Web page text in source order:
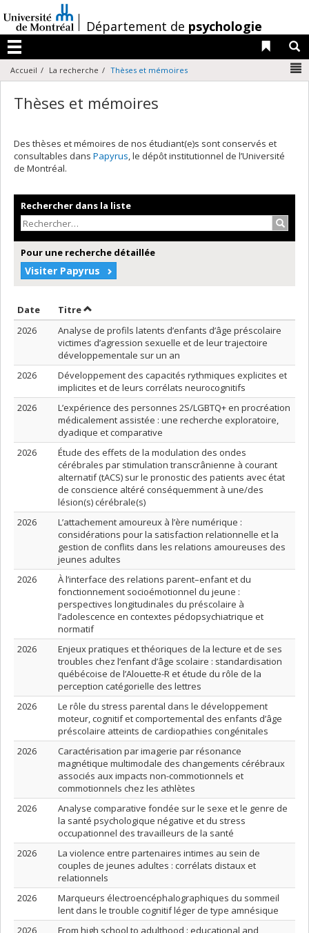
au
contenu
/Département de psychologie
Menu
Liens
Accueil La recherche Thèses et mémoires
Thèses et mémoires
Des thèses et mémoires de nos étudiant(e)s sont conservés et
consultables dans Papyrus, le dépôt institutionnel de l’Université
de Montréal.
Rechercher dans la liste
Pour une recherche détaillée
Visiter Papyrus
Date Trier par date en ordre croissant
TitreTrier par titre en ordre croissant
2026
Analyse de profils latents d’enfants d’âge préscolaire
victimes d’agression sexuelle et de leur trajectoire
développementale sur un an
2026
Développement des capacités rythmiques explicites et
implicites et de leurs corrélats neurocognitifs
2026
L’expérience des personnes 2S/LGBTQ+ en procréation
médicalement assistée : une recherche exploratoire,
dyadique et comparative
2026
Étude des effets de la modulation des ondes
cérébrales par stimulation transcrânienne à courant
alternatif (tACS) sur le pronostic des patients avec état
de conscience altéré conséquemment à une/des
lésion(s) cérébrale(s)
2026
L’attachement amoureux à l’ère numérique :
considérations pour la satisfaction relationnelle et la
gestion de conflits dans les relations amoureuses des
jeunes adultes
2026
À l’interface des relations parent–enfant et du
fonctionnement socioémotionnel du jeune :
perspectives longitudinales du préscolaire à
l’adolescence en contextes pédopsychiatrique et
normatif
2026
Enjeux pratiques et théoriques de la lecture et de ses
troubles chez l’enfant d’âge scolaire : standardisation
québécoise de l’Alouette-R et étude du rôle de la
perception catégorielle des lettres
2026
Le rôle du stress parental dans le développement
moteur, cognitif et comportemental des enfants d’âge
préscolaire atteints de cardiopathies congénitales
2026
Caractérisation par imagerie par résonance
magnétique multimodale des changements cérébraux
associés aux impacts non-commotionnels et
commotionnels chez les athlètes
2026
Analyse comparative fondée sur le sexe et le genre de
la santé psychologique négative et du stress
occupationnel des travailleurs de la santé
2026
La violence entre partenaires intimes au sein de
couples de jeunes adultes : corrélats distaux et
relationnels
2026
Marqueurs électroencéphalographiques du sommeil
lent dans le trouble cognitif léger de type amnésique
2026
From high school to adulthood : educational and